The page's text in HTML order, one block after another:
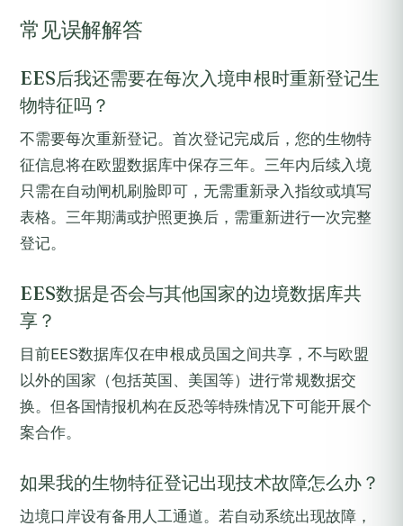
常见误解解答
EES后我还需要在每次入境申根时重新登记生
物特征吗？
不需要每次重新登记。首次登记完成后，您的生物特
征信息将在欧盟数据库中保存三年。三年内后续入境
只需在自动闸机刷脸即可，无需重新录入指纹或填写
表格。三年期满或护照更换后，需重新进行一次完整
登记。
EES数据是否会与其他国家的边境数据库共
享？
目前EES数据库仅在申根成员国之间共享，不与欧盟
以外的国家（包括英国、美国等）进行常规数据交
换。但各国情报机构在反恐等特殊情况下可能开展个
案合作。
如果我的生物特征登记出现技术故障怎么办？
边境口岸设有备用人工通道。若自动系统出现故障，